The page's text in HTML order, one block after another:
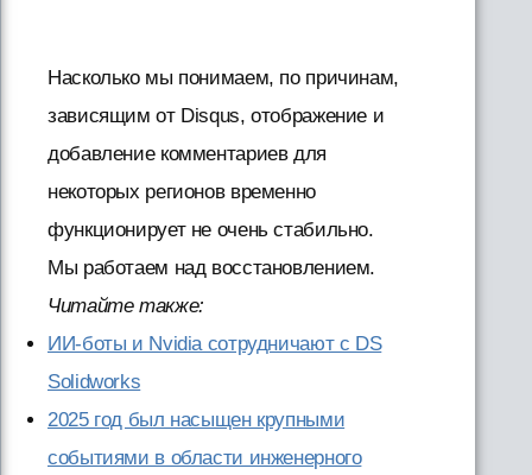
Насколько мы понимаем, по причинам,
зависящим от Disqus, отображение и
добавление комментариев для
некоторых регионов временно
функционирует не очень стабильно.
Мы работаем над восстановлением.
Читайте также:
ИИ-боты и Nvidia сотрудничают с DS
Solidworks
2025 год был насыщен крупными
событиями в области инженерного